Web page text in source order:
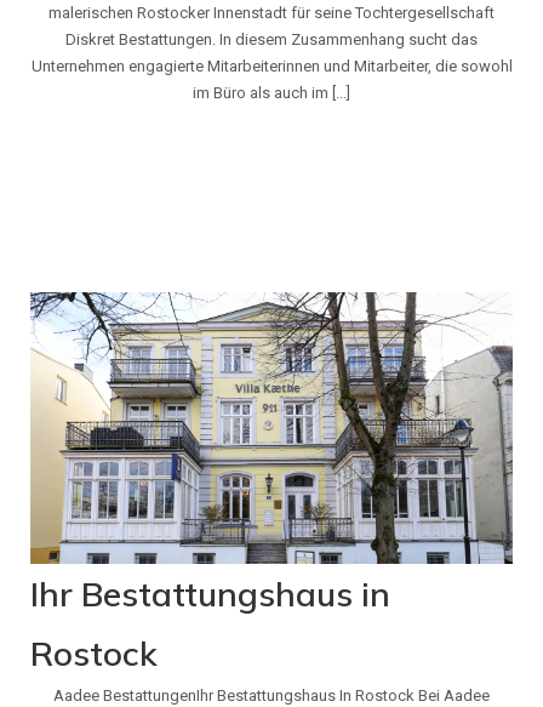
malerischen Rostocker Innenstadt für seine Tochtergesellschaft
Diskret Bestattungen. In diesem Zusammenhang sucht das
Unternehmen engagierte Mitarbeiterinnen und Mitarbeiter, die sowohl
im Büro als auch im [...]
Ihr Bestattungshaus in
Rostock
Aadee BestattungenIhr Bestattungshaus In Rostock Bei Aadee